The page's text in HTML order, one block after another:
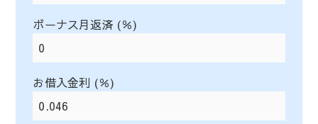
ボーナス月返済 (％)
お借入金利 (％)